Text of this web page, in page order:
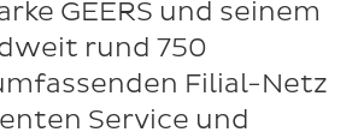
GEERS und seinem
rund 750
Filial-Netz
Service und